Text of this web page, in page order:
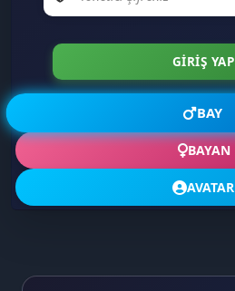
BAY
BAYAN
AVATAR